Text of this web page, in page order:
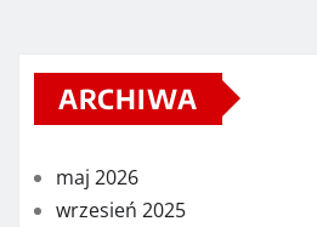
ARCHIWA
maj 2026
wrzesień 2025